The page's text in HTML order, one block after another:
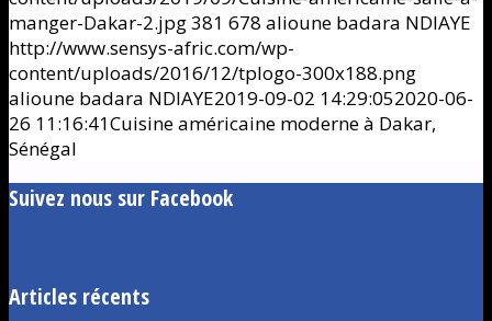
manger-Dakar-2.jpg381 678 alioune badara NDIAYE
http://www.sensys-afric.com/wp-
content/uploads/2016/12/tplogo-300x188.png
alioune badara NDIAYE2019-09-02 14:29:052020-06-
26 11:16:41Cuisine américaine moderne à Dakar,
Sénégal
Suivez nous sur Facebook
Articles récents